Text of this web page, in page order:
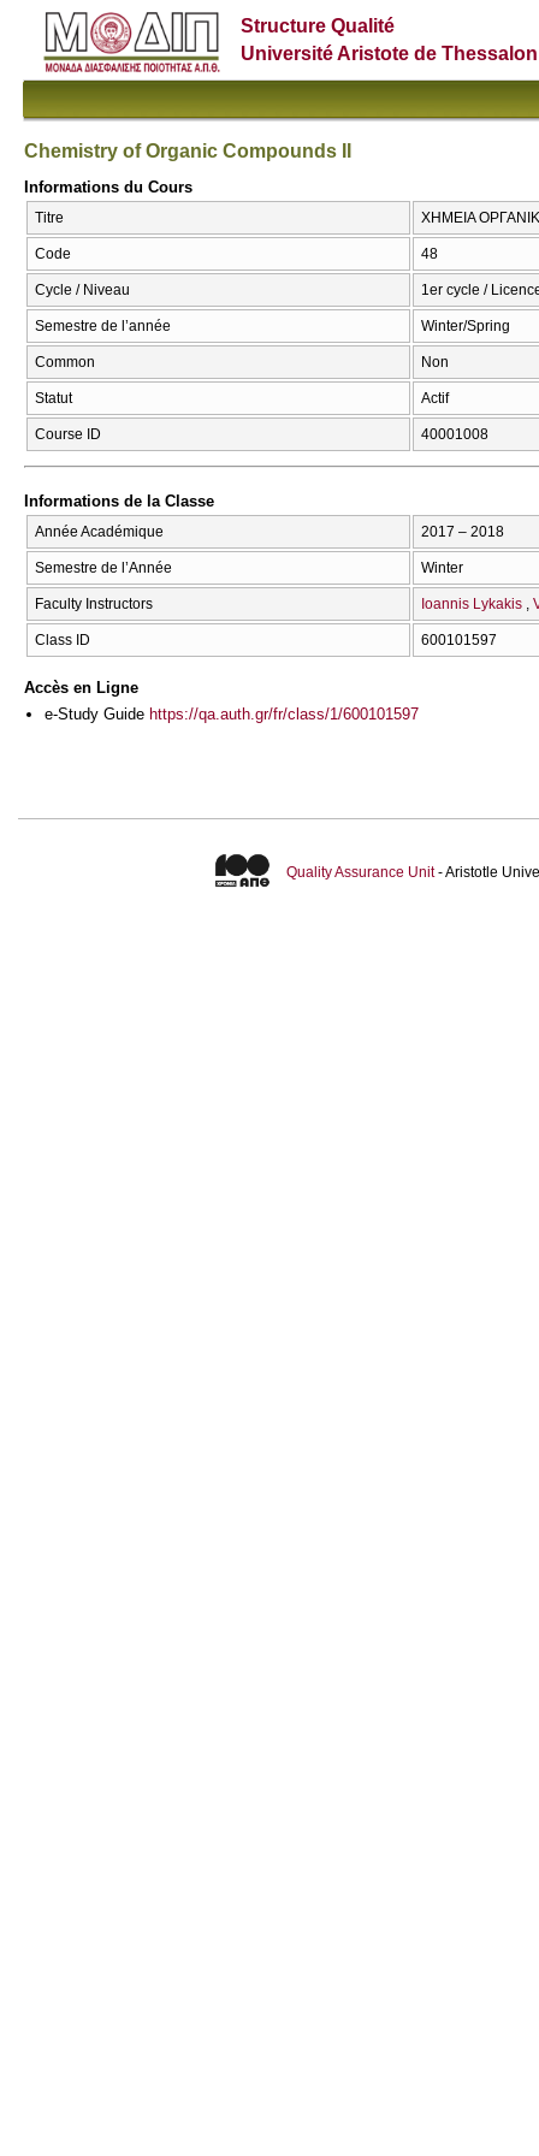
Structure Qualité
Université Aristote de
Chemistry of Organic Compounds II
Informations du Cours
Titre ΧΗΜΕΙΑ
Code 48
Cycle / Niveau 1er cycle /
Semestre de l’année Winter/Spring
Common Non
Statut Actif
Course ID 40001008
Informations de la Classe
Année Académique 2017 – 2018
Semestre de l’Année Winter
Faculty Instructors Ioannis Lykakis
Class ID 600101597
Accès en Ligne
e-Study Guide https://qa.auth.gr/fr/class/1/600101597
Quality Assurance Unit- Aristotle